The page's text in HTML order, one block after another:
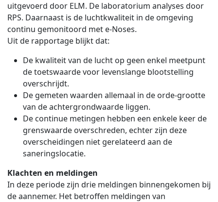
uitgevoerd door ELM. De laboratorium analyses door
RPS. Daarnaast is de luchtkwaliteit in de omgeving
continu gemonitoord met e-Noses.
Uit de rapportage blijkt dat:
De kwaliteit van de lucht op geen enkel meetpunt
de toetswaarde voor levenslange blootstelling
overschrijdt.
De gemeten waarden allemaal in de orde-grootte
van de achtergrondwaarde liggen.
De continue metingen hebben een enkele keer de
grenswaarde overschreden, echter zijn deze
overscheidingen niet gerelateerd aan de
saneringslocatie.
Klachten en meldingen
In deze periode zijn drie meldingen binnengekomen bij
de aannemer. Het betroffen meldingen van